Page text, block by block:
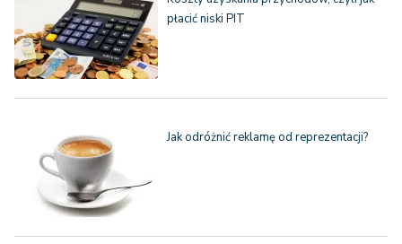
płacić niski PIT
Jak odróżnić reklamę od reprezentacji?